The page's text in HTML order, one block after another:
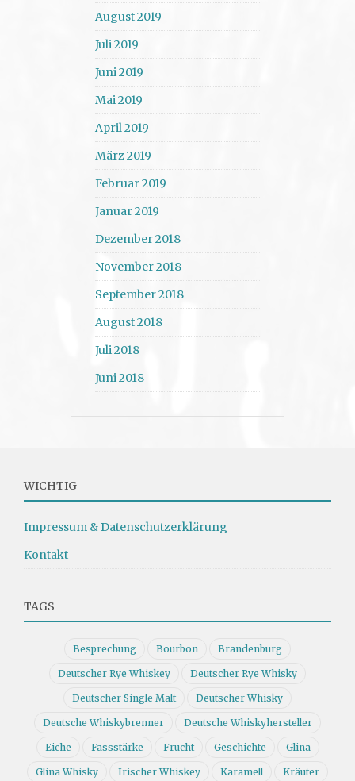
August 2019
Juli 2019
Juni 2019
Mai 2019
April 2019
März 2019
Februar 2019
Januar 2019
Dezember 2018
November 2018
September 2018
August 2018
Juli 2018
Juni 2018
WICHTIG
Impressum & Datenschutzerklärung
Kontakt
TAGS
Besprechung Bourbon Brandenburg
Deutscher Rye Whiskey Deutscher Rye Whisky
Deutscher Single Malt Deutscher Whisky
Deutsche Whiskybrenner Deutsche Whiskyhersteller
Eiche Fassstärke Frucht Geschichte Glina
Glina Whisky Irischer Whiskey Karamell Kräuter